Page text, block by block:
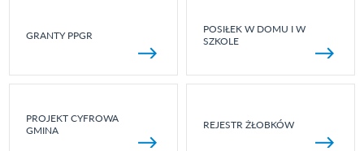
GRANTY PPGR
POSIŁEK W DOMU I W
SZKOLE
PROJEKT CYFROWA
GMINA
REJESTR ŻŁOBKÓW